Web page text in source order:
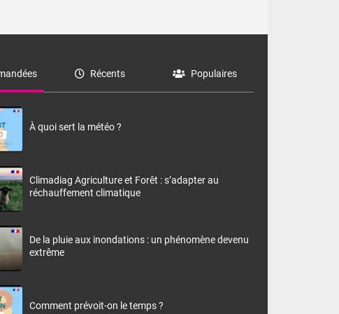
Récents Populaires
À quoi sert la météo ?
Climadiag Agriculture et Forêt : s’adapter au
réchauffement climatique
De la pluie aux inondations : un phénomène devenu
extrême
Comment prévoit-on le temps ?